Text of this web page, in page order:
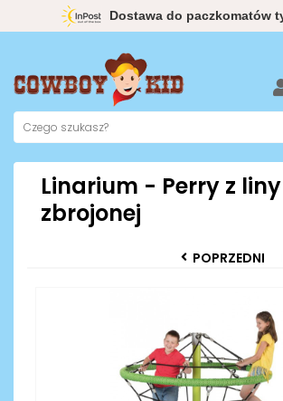
Dostawa do paczkomatów
Linarium - Perry z liny
zbrojonej
POPRZEDNI